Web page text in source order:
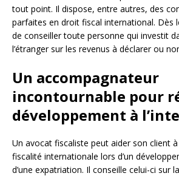
tout point. Il dispose, entre autres, des
parfaites en droit fiscal international. Dès
de conseiller toute personne qui investit
l’étranger sur les revenus à déclarer ou
Un accompagnateur
incontournable pour
développement à
Un avocat fiscaliste peut aider son client
fiscalité internationale lors d’un
d’une expatriation. Il conseille celui-ci sur